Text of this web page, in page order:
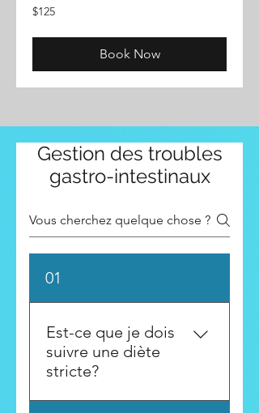
125
Canadian
$125
Book Now
Gestion des troubles
gastro-intestinaux
01
Est-ce que je dois
suivre une diète
stricte?